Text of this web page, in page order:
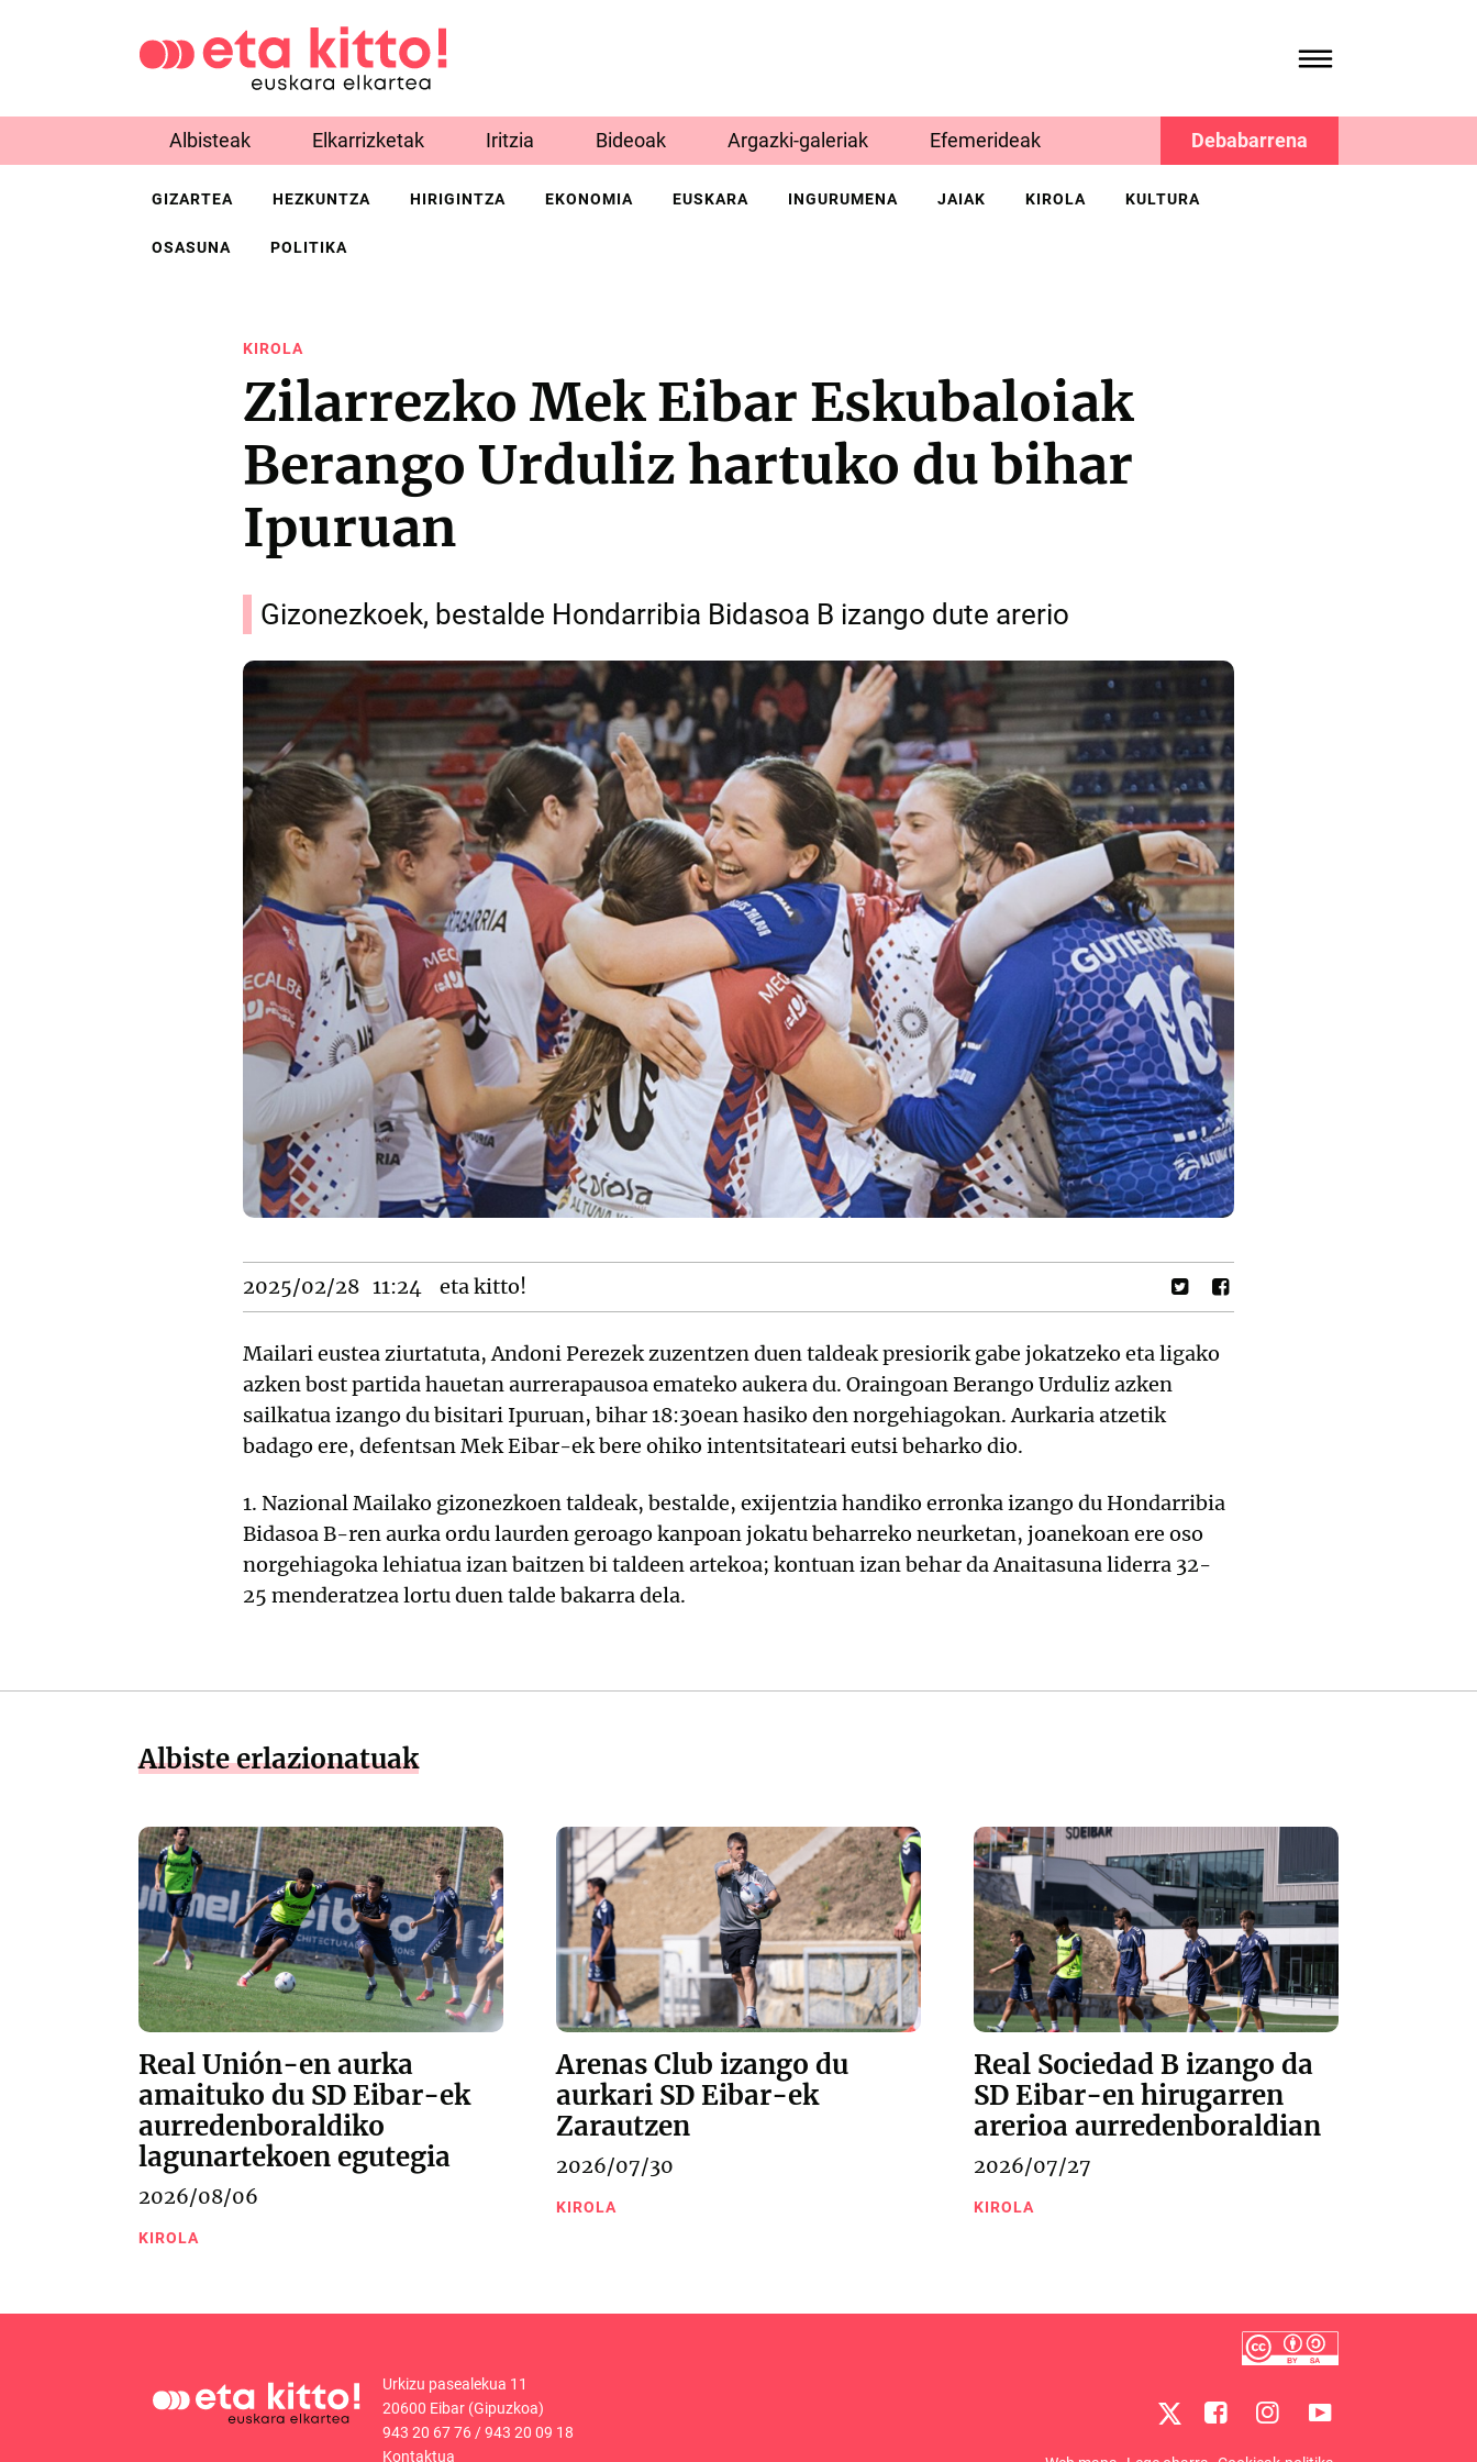
Albisteak Elkarrizketak Iritzia Bideoak Argazki-galeriak Efemerideak Debabarrena
GIZARTEA HEZKUNTZA HIRIGINTZA EKONOMIA EUSKARA INGURUMENA JAIAK KIROLA KULTURA
OSASUNA POLITIKA
KIROLA
Zilarrezko Mek Eibar Eskubaloiak
Berango Urduliz hartuko du bihar
Ipuruan
Gizonezkoek, bestalde Hondarribia Bidasoa B izango dute arerio
2025/02/28 11:24 eta kitto!
Mailari eustea ziurtatuta, Andoni Perezek zuzentzen duen taldeak presiorik gabe jokatzeko eta ligako
azken bost partida hauetan aurrerapausoa emateko aukera du. Oraingoan Berango Urduliz azken
sailkatua izango du bisitari Ipuruan, bihar 18:30ean hasiko den norgehiagokan. Aurkaria atzetik
badago ere, defentsan Mek Eibar-ek bere ohiko intentsitateari eutsi beharko dio.
1. Nazional Mailako gizonezkoen taldeak, bestalde, exijentzia handiko erronka izango du Hondarribia
Bidasoa B-ren aurka ordu laurden geroago kanpoan jokatu beharreko neurketan, joanekoan ere oso
norgehiagoka lehiatua izan baitzen bi taldeen artekoa; kontuan izan behar da Anaitasuna liderra 32-
25 menderatzea lortu duen talde bakarra dela.
Albiste erlazionatuak
Real Unión-en aurka
amaituko du SD Eibar-ek
aurredenboraldiko
lagunartekoen egutegia
2026/08/06
KIROLA
Arenas Club izango du
aurkari SD Eibar-ek
Zarautzen
2026/07/30
KIROLA
Real Sociedad B izango da
SD Eibar-en hirugarren
arerioa aurredenboraldian
2026/07/27
KIROLA
Urkizu pasealekua 11
20600 Eibar (Gipuzkoa)
943 20 67 76/943 20 09 18
Kontaktua